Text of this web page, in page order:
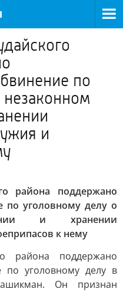
по
и
района поддержано
по уголовному делу о
и хранении
к нему
района поддержано
по уголовному делу в
Он признан